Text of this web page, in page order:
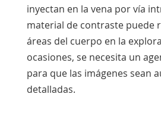
inyectan en la vena por vía
material de contraste puede
áreas del cuerpo en la
ocasiones, se necesita un
para que las imágenes sean
detalladas.